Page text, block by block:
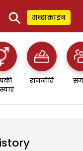
⚲ सब्सक्राइब
राजनीति